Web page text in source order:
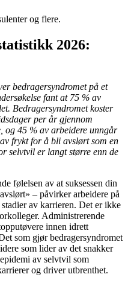
og flere.
2026:
bedragersyndromet på et
fant at 75 % av
Bedragersyndromet koster
per år gjennom
og 45 % av arbeidere unngår
frykt for å bli avslørt som en
selvtvil er langt større enn de
følelsen av at suksessen din
– påvirker arbeidere på
av karrieren. Det er ikke
Administrerende
innen idrett
som gjør bedragersyndromet
som lider av det snakker
av selvtvil som
og driver utbrenthet.